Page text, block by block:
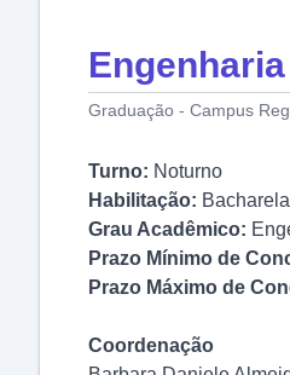
Graduação - Campus
Turno: Noturno
Habilitação:
Grau Acadêmico:
Prazo Mínimo de
Prazo Máximo de
Coordenação